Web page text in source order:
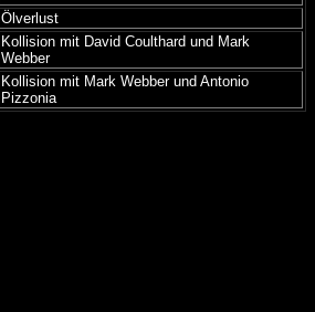
Ölverlust
Kollision mit David Coulthard und Mark
Webber
Kollision mit Mark Webber und Antonio
Pizzonia